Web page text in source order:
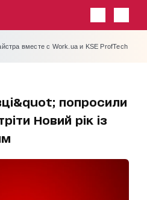
вместе с Work.ua и KSE ProfTech
попросили
Новий рік із